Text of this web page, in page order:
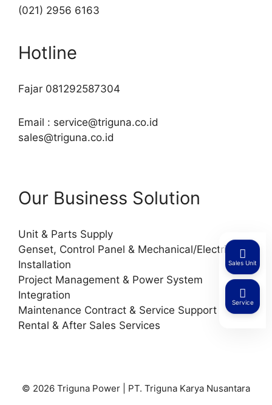
(021) 2956 6163
Hotline
Fajar 081292587304
Email : service@triguna.co.id
sales@triguna.co.id
Our Business Solution
Unit & Parts Supply
Genset, Control Panel & Mechanical/Electrical
Installation
Project Management & Power System
Integration
Maintenance Contract & Service Support
Rental & After Sales Services
© 2026 Triguna Power | PT. Triguna Karya Nusantara
Sales Unit
Service